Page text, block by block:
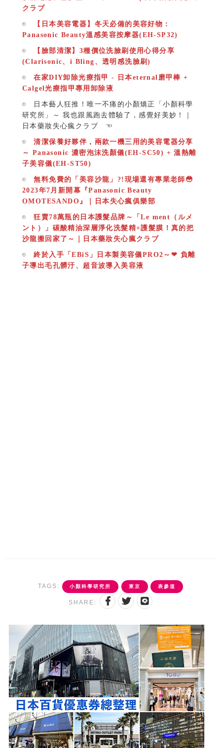
クラブ
【日本美容電器】冬天必備的美容好物：
Panasonic Beauty溫感美容按摩器(EH-SP32)
【臉部清潔】3種價位洗臉刷使用心得分享
(Clarisonic、i Bling、透明感洗臉刷)
在家DIY卸除光療指甲 - 日本eternal磨甲棒 +
Calgel光療指甲專用卸除液
日本藝人狂推！唯一不痛的小顏矯正「小顏科學
研究所」～ 我也跟風跑去體驗了，感覺好美妙！｜
日本藥妝失心瘋クラブ ☜
清潔保養好夥伴，兩款一機三用的美容電器分享
～ Panasonic 濃密泡沫洗顏儀(EH-SC50) + 溫熱離
子美容儀(EH-ST50)
無料免費的「美容沙龍」?!現場還有專業老師😳
2023年7月新開幕『Panasonic Beauty
OMOTESANDO』｜日本失心瘋俱樂部
狂賣78萬瓶的日本護髮品牌～「Le ment（ルメ
ント）」碳酸精油深層淨化洗髮精+護髮膜！真的把
沙龍搬回家了～｜日本藥妝失心瘋クラブ
終於入手「EBiS」日本製美容儀PRO2～❤ 負離
子導出毛孔髒汙、超音波導入美容液
TAGS: 小顏科學研究所 東京 表參道
SHARE: